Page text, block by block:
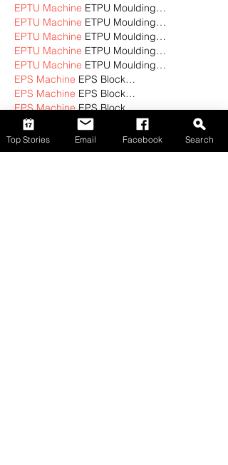
EPTU Machine ETPU Moulding…
EPTU Machine ETPU Moulding…
EPTU Machine ETPU Moulding…
EPTU Machine ETPU Moulding…
EPTU Machine ETPU Moulding…
EPS Machine EPS Block…
EPS Machine EPS Block…
EPS Machine EPS Block…
AEON MINING AEON MINING
AEON MINING AEON MINING
KSD Miner KSD Miner
Top Stories Email Facebook Search